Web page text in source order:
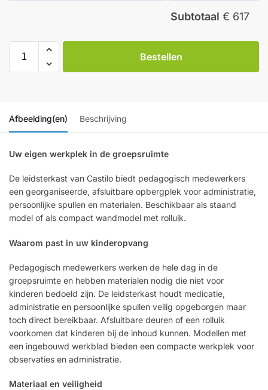
Subtotaal € 617
Bestellen
Afbeelding(en) Beschrijving
Uw eigen werkplek in de groepsruimte
De leidsterkast van Castilo biedt pedagogisch medewerkers
een georganiseerde, afsluitbare opbergplek voor administratie,
persoonlijke spullen en materialen. Beschikbaar als staand
model of als compact wandmodel met rolluik.
Waarom past in uw kinderopvang
Pedagogisch medewerkers werken de hele dag in de
groepsruimte en hebben materialen nodig die niet voor
kinderen bedoeld zijn. De leidsterkast houdt medicatie,
administratie en persoonlijke spullen veilig opgeborgen maar
toch direct bereikbaar. Afsluitbare deuren of een rolluik
voorkomen dat kinderen bij de inhoud kunnen. Modellen met
een ingebouwd werkblad bieden een compacte werkplek voor
observaties en administratie.
Materiaal en veiligheid